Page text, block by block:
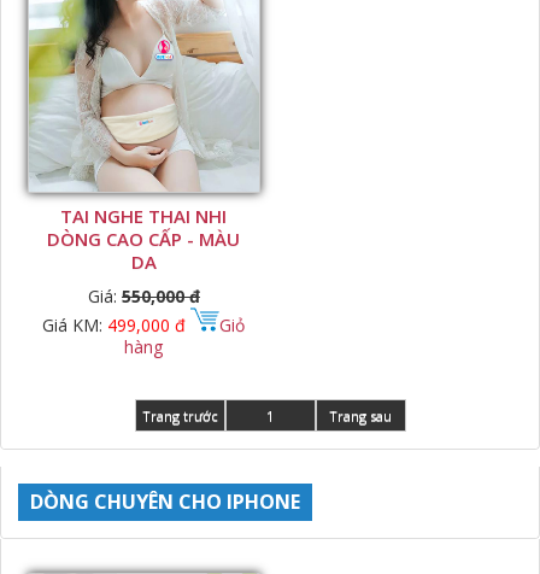
TAI NGHE THAI NHI
DÒNG CAO CẤP - MÀU
DA
Giá: 550,000 đ
Giá KM: 499,000 đ
Giỏ
hàng
Trang trước 1 Trang sau
DÒNG CHUYÊN CHO IPHONE